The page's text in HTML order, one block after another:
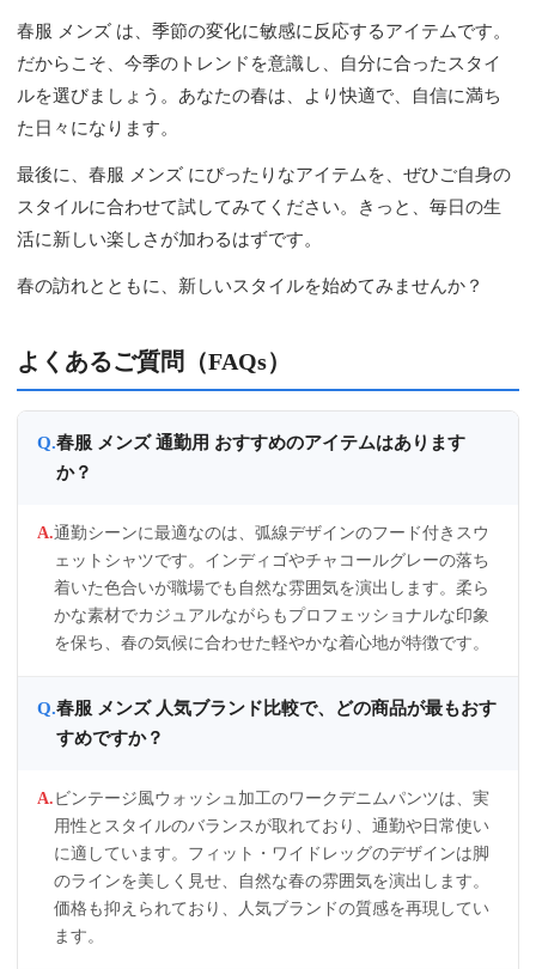
春服 メンズ は、季節の変化に敏感に反応するアイテムです。
だからこそ、今季のトレンドを意識し、自分に合ったスタイ
ルを選びましょう。あなたの春は、より快適で、自信に満ち
た日々になります。
最後に、春服 メンズ にぴったりなアイテムを、ぜひご自身の
スタイルに合わせて試してみてください。きっと、毎日の生
活に新しい楽しさが加わるはずです。
春の訪れとともに、新しいスタイルを始めてみませんか？
よくあるご質問（FAQs）
春服 メンズ 通勤用 おすすめのアイテムはあります
か？
通勤シーンに最適なのは、弧線デザインのフード付きスウ
ェットシャツです。インディゴやチャコールグレーの落ち
着いた色合いが職場でも自然な雰囲気を演出します。柔ら
かな素材でカジュアルながらもプロフェッショナルな印象
を保ち、春の気候に合わせた軽やかな着心地が特徴です。
春服 メンズ 人気ブランド比較で、どの商品が最もおす
すめですか？
ビンテージ風ウォッシュ加工のワークデニムパンツは、実
用性とスタイルのバランスが取れており、通勤や日常使い
に適しています。フィット・ワイドレッグのデザインは脚
のラインを美しく見せ、自然な春の雰囲気を演出します。
価格も抑えられており、人気ブランドの質感を再現してい
ます。